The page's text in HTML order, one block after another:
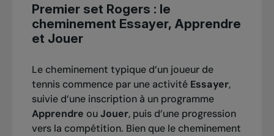
Premier set Rogers : le
cheminement Essayer, Apprendre
et Jouer
Le cheminement typique d’un joueur de
tennis commence par une activité Essayer,
suivie d’une inscription à un programme
Apprendre ouJouer, puis d’une progression
vers la compétition. Bien que le cheminement